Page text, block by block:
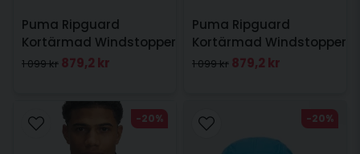
Puma Ripguard
Kortärmad Windstopper
Navy
1 099 kr 879,2 kr
Puma Ripguard
Kortärmad Windstopper
Svart
1 099 kr 879,2 kr
-20% -20%